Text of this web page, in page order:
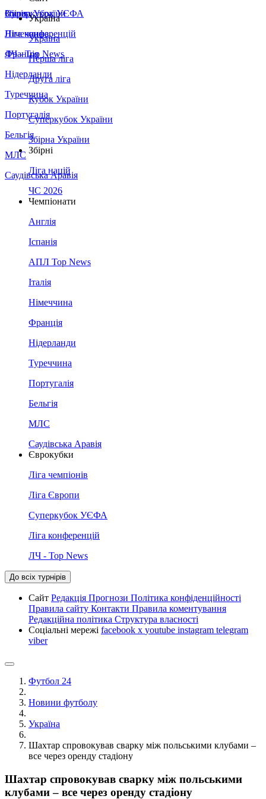
Збірна України
Італія
Німеччина
Франція
Нідерланди
Туреччина
Португалія
Бельгія
МЛС
Саудівська Аравія
Суперкубок УЄФА
Ліга конференцій
ЛЧ - Top News
Україна
Україна
Перша ліга
Друга ліга
Кубок України
Суперкубок України
Збірна України
Збірні
Ліга націй
ЧС 2026
Чемпіонати
Англія
Іспанія
АПЛ Top News
Італія
Німеччина
Франція
Нідерланди
Туреччина
Португалія
Бельгія
МЛС
Саудівська Аравія
Єврокубки
Ліга чемпіонів
Ліга Європи
Суперкубок УЄФА
Ліга конференцій
ЛЧ - Top News
До всіх турнірів
Сайт Редакція Прогнози Політика конфіденційності
Правила сайту Контакти Правила коментування
Редакційна політика Структура власності
Соціальні мережі facebook x youtube instagram telegram
viber
Футбол 24
Новини футболу
Україна
Шахтар спровокував сварку між польськими клубами –
все через оренду стадіону
Шахтар спровокував сварку між польськими
клубами – все через оренду стадіону